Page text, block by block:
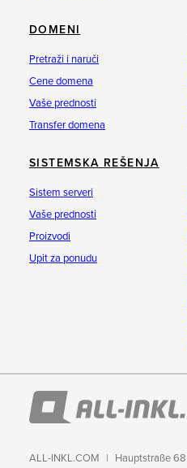
DOMENI
Pretraži i naruči
Cene domena
Vaše prednosti
Transfer domena
SISTEMSKA REŠENJA
Sistem serveri
Vaše prednosti
Proizvodi
Upit za ponudu
ALL-INKL.COM Hauptstraße 68